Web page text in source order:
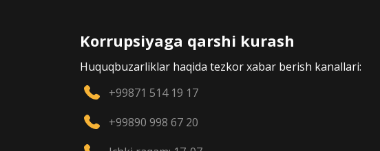
Korrupsiyaga qarshi kurash
Huquqbuzarliklar haqida tezkor xabar berish kanallari:
+99871 514 19 17
+99890 998 67 20